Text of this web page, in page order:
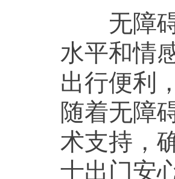
无障碍
水平和情
出行便利
随着无障
术支持，
士出门安